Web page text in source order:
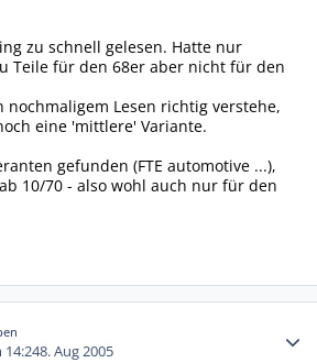
zu schnell gelesen. Hatte nur
Teile für den 68er aber nicht für den
nochmaligem Lesen richtig verstehe,
eine 'mittlere' Variante.
gefunden (FTE automotive ...),
10/70 - also wohl auch nur für den
14:248. Aug 2005